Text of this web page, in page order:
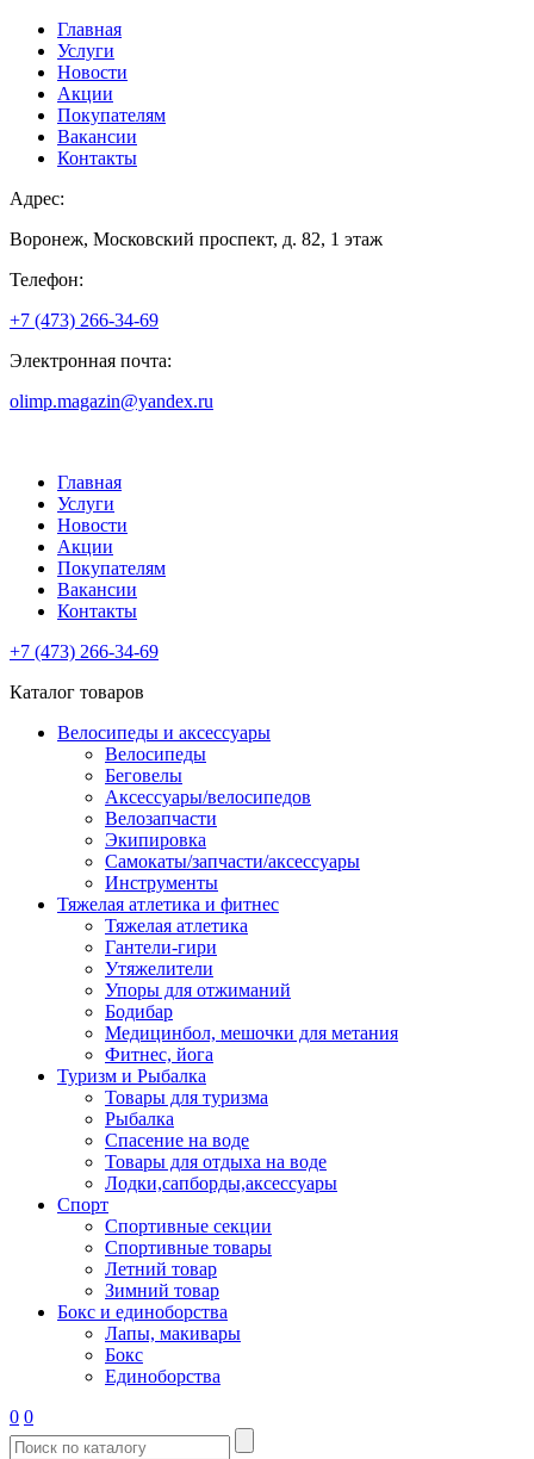
Главная
Услуги
Новости
Акции
Покупателям
Вакансии
Контакты
Адрес:
Воронеж, Московский проспект, д. 82, 1 этаж
Телефон:
+7 (473) 266-34-69
Электронная почта:
olimp.magazin@yandex.ru
Главная
Услуги
Новости
Акции
Покупателям
Вакансии
Контакты
+7 (473) 266-34-69
Каталог товаров
Велосипеды и аксессуары
Велосипеды
Беговелы
Аксессуары/велосипедов
Велозапчасти
Экипировка
Самокаты/запчасти/аксессуары
Инструменты
Тяжелая атлетика и фитнес
Тяжелая атлетика
Гантели-гири
Утяжелители
Упоры для отжиманий
Бодибар
Медицинбол, мешочки для метания
Фитнес, йога
Туризм и Рыбалка
Товары для туризма
Рыбалка
Спасение на воде
Товары для отдыха на воде
Лодки,сапборды,аксессуары
Спорт
Спортивные секции
Спортивные товары
Летний товар
Зимний товар
Бокс и единоборства
Лапы, макивары
Бокс
Единоборства
0 0